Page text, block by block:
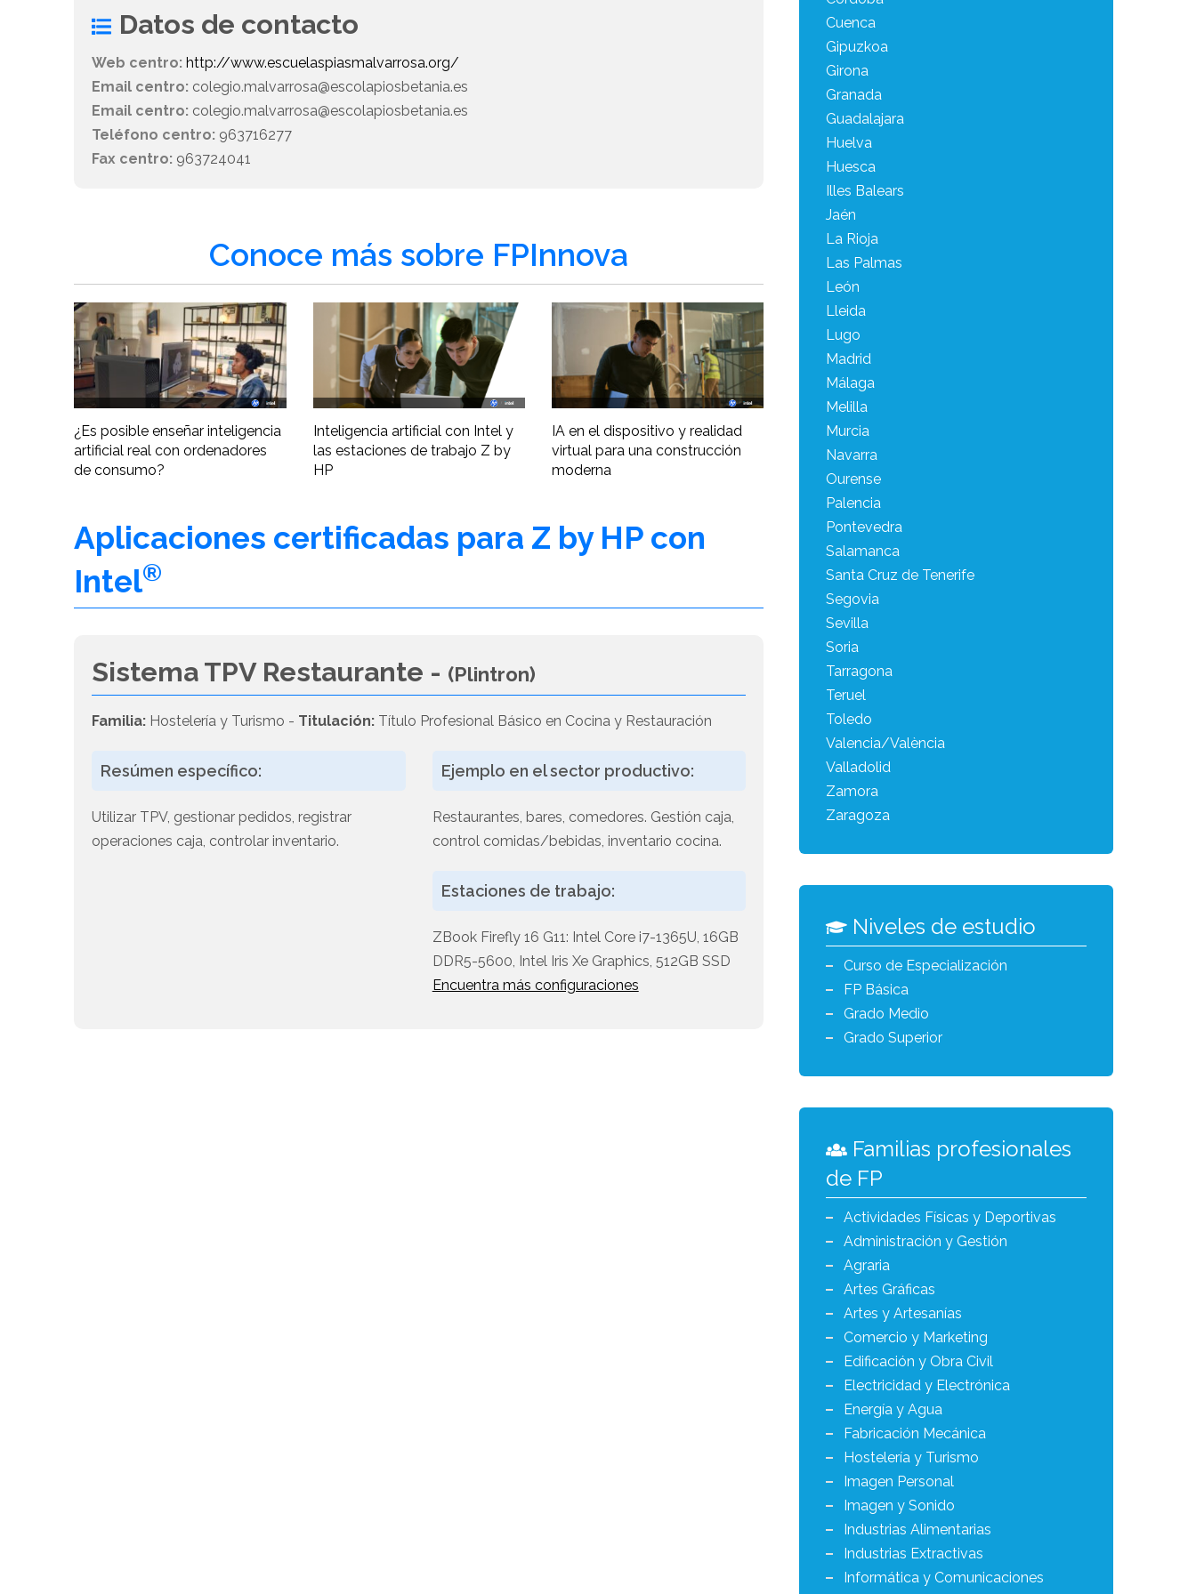
Datos de contacto
Web centro: http://www.escuelaspiasmalvarrosa.org/
Email centro: colegio.malvarrosa@escolapiosbetania.es
Email centro: colegio.malvarrosa@escolapiosbetania.es
Teléfono centro: 963716277
Fax centro: 963724041
Conoce más sobre FPInnova
¿Es posible enseñar inteligencia
artificial real con ordenadores
de consumo?
Inteligencia artificial con Intel y
las estaciones de trabajo Z by
HP
IA en el dispositivo y realidad
virtual para una construcción
moderna
Aplicaciones certificadas para Z by HP con
Intel®
Sistema TPV Restaurante - (Plintron)
Familia: Hostelería y Turismo - Titulación: Título Profesional Básico en Cocina y Restauración
Resúmen específico:
Utilizar TPV, gestionar pedidos, registrar
operaciones caja, controlar inventario.
Ejemplo en el sector productivo:
Restaurantes, bares, comedores. Gestión caja,
control comidas/bebidas, inventario cocina.
Estaciones de trabajo:
ZBook Firefly 16 G11: Intel Core i7-1365U, 16GB
DDR5-5600, Intel Iris Xe Graphics, 512GB SSD
Encuentra más configuraciones
Cuenca
Gipuzkoa
Girona
Granada
Guadalajara
Huelva
Huesca
Illes Balears
Jaén
La Rioja
Las Palmas
León
Lleida
Lugo
Madrid
Málaga
Melilla
Murcia
Navarra
Ourense
Palencia
Pontevedra
Salamanca
Santa Cruz de Tenerife
Segovia
Sevilla
Soria
Tarragona
Teruel
Toledo
Valencia/València
Valladolid
Zamora
Zaragoza
Niveles de estudio
Curso de Especialización
FP Básica
Grado Medio
Grado Superior
Familias profesionales
de FP
Actividades Físicas y Deportivas
Administración y Gestión
Agraria
Artes Gráficas
Artes y Artesanías
Comercio y Marketing
Edificación y Obra Civil
Electricidad y Electrónica
Energía y Agua
Fabricación Mecánica
Hostelería y Turismo
Imagen Personal
Imagen y Sonido
Industrias Alimentarias
Industrias Extractivas
Informática y Comunicaciones